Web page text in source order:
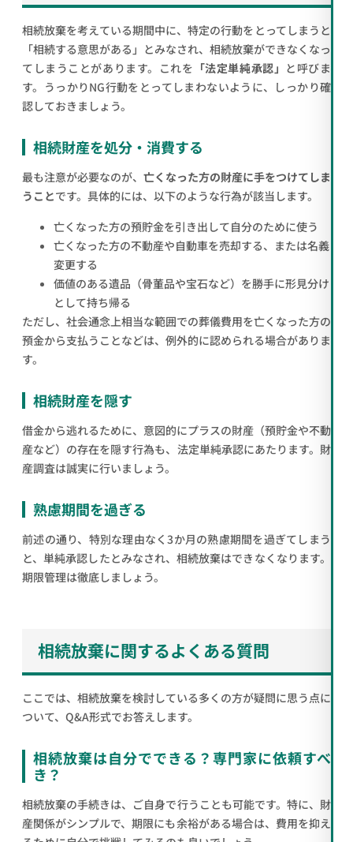
相続放棄を考えている期間中に、特定の行動をとってしまうと
「相続する意思がある」とみなされ、相続放棄ができなくなっ
てしまうことがあります。これを 「法定単純承認」 と呼びま
す。うっかりNG行動をとってしまわないように、しっかり確
認しておきましょう。
相続財産を処分・消費する
最も注意が必要なのが、 亡くなった方の財産に手をつけてしま
うことです。具体的には、以下のような行為が該当します。
亡くなった方の預貯金を引き出して自分のために使う
亡くなった方の不動産や自動車を売却する、または名義
変更する
価値のある遺品（骨董品や宝石など）を勝手に形見分け
として持ち帰る
ただし、社会通念上相当な範囲での葬儀費用を亡くなった方の
預金から支払うことなどは、例外的に認められる場合がありま
す。
相続財産を隠す
借金から逃れるために、意図的にプラスの財産（預貯金や不動
産など）の存在を隠す行為も、法定単純承認にあたります。財
産調査は誠実に行いましょう。
熟慮期間を過ぎる
前述の通り、特別な理由なく3か月の熟慮期間を過ぎてしまう
と、単純承認したとみなされ、相続放棄はできなくなります。
期限管理は徹底しましょう。
相続放棄に関するよくある質問
ここでは、相続放棄を検討している多くの方が疑問に思う点に
ついて、Q&A形式でお答えします。
相続放棄は自分でできる？専門家に依頼すべ
き？
相続放棄の手続きは、ご自身で行うことも可能です。特に、財
産関係がシンプルで、期限にも余裕がある場合は、費用を抑え